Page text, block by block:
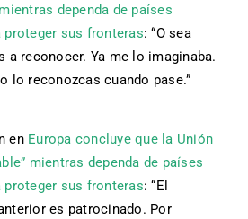
dependa de países
proteger sus fronteras: “O sea
a reconocer. Ya me lo imaginaba.
lo reconozcas cuando pase.”
en Europa concluye que la Unión
mientras dependa de países
proteger sus fronteras: “El
es patrocinado. Por